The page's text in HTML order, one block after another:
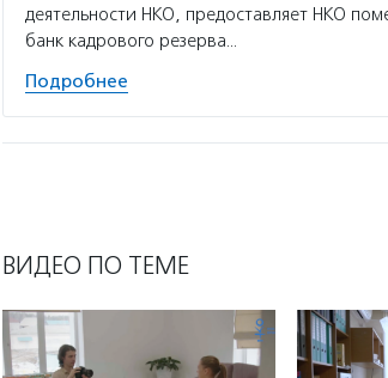
деятельности НКО, предоставляет НКО
банк кадрового резерва…
Подробнее
ВИДЕО ПО ТЕМЕ